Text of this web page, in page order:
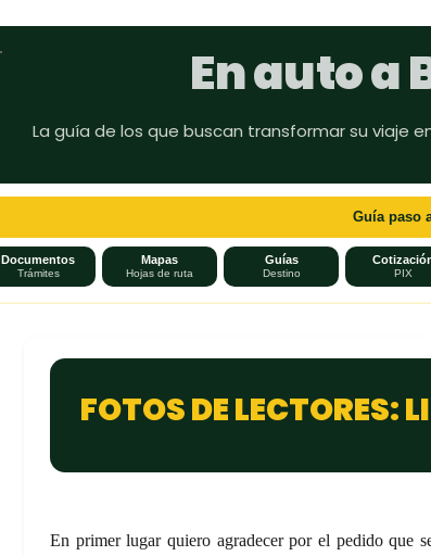
Ir al
En auto a
La guía de los que buscan transformar su viaje
Guía paso
Documentos
Trámites
Mapas
Hojas de ruta
Guías
Destino PIX
FOTOS DE LECTORES:
En primer lugar quiero agradecer por el pedido que